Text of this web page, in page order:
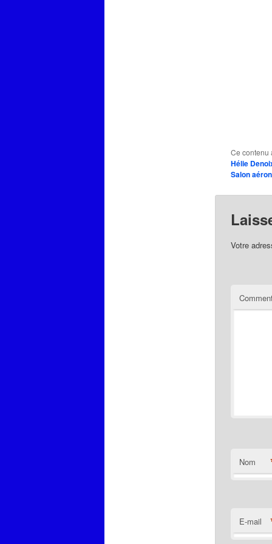
Ce contenu
Hélie
Salon
Votre
Nom
E-mail